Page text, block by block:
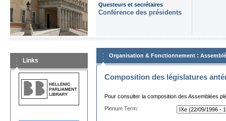
Questeurs et secrétaires
Conférence des présidents
Links
Organisation & Fonctionnement :
Composition des législatures
Pour consulter la composition des Assemblées
Plenum Term: